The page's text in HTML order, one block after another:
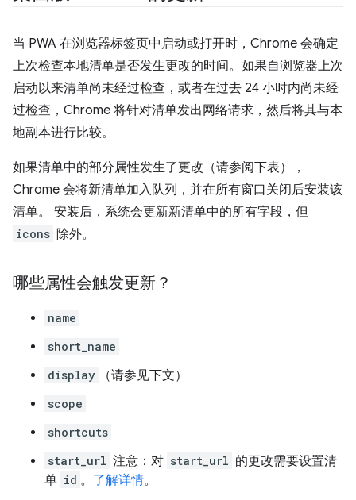
当 PWA 在浏览器标签页中启动或打开时，Chrome 会确定
上次检查本地清单是否发生更改的时间。如果自浏览器上次
启动以来清单尚未经过检查，或者在过去 24 小时内尚未经
过检查，Chrome 将针对清单发出网络请求，然后将其与本
地副本进行比较。
如果清单中的部分属性发生了更改（请参阅下表），
Chrome 会将新清单加入队列，并在所有窗口关闭后安装该
清单。 安装后，系统会更新新清单中的所有字段，但
icons 除外。
哪些属性会触发更新？
name
short_name
display
（请参见下文）
scope
shortcuts
start_url 注意：对 start_url 的更改需要设置清
单 id 。 了解详情。